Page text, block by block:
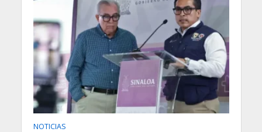
NOTICIAS